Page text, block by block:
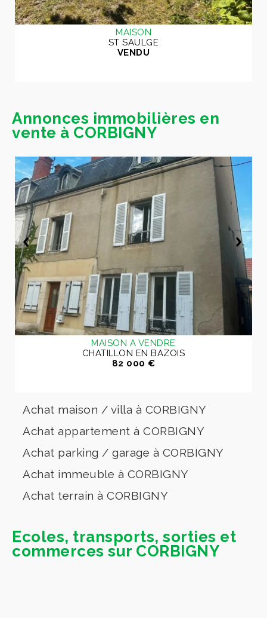
MAISON
ST SAULGE
VENDU
Annonces immobilières en
vente à CORBIGNY
MAISON A VENDRE
CHATILLON EN BAZOIS
82 000 €
Achat maison / villa à CORBIGNY
Achat appartement à CORBIGNY
Achat parking / garage à CORBIGNY
Achat immeuble à CORBIGNY
Achat terrain à CORBIGNY
Ecoles, transports, sorties et
commerces sur CORBIGNY